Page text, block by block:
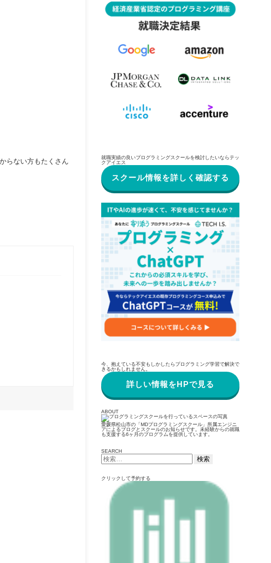
らない方もたくさん
就職実績の良いプログラミングスクールを検討したいならテッ
クアイエス
スクール情報を詳しく確認する
今、抱えている不安もしかしたらプログラミング学習で解決で
きるかもしれません。
詳しい情報をHPで見る
ABOUT
愛媛県松山市の「MDプログラミングスクール」所属エンジニ
アによるブログとスクールのお知らせです。未経験からの就職
も支援する6ヶ月のプログラムを提供しています。
SEARCH
検
索:
クリックして予約する